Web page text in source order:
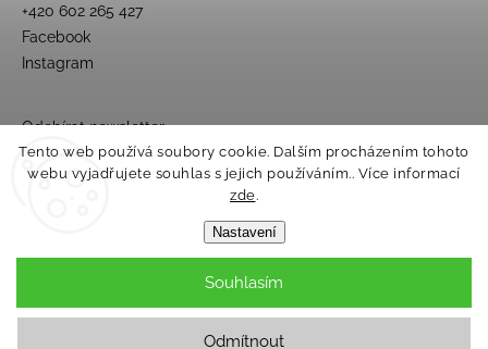
Tento web používá soubory cookie. Dalším procházením tohoto
webu vyjadřujete souhlas s jejich používáním.. Více informací
zde.
Nastavení
Odmítnout
Souhlasím
+420 602 265 427
Facebook
Instagram
Odebírat newsletter
Copyright 2026Galerie Millennium. Všechna práva vyhrazena.
Upravit nastavení cookies